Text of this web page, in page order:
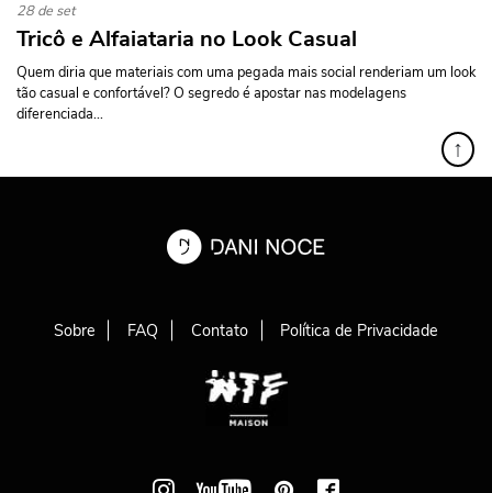
28 de set
Tricô e Alfaiataria no Look Casual
Quem diria que materiais com uma pegada mais social renderiam um look
tão casual e confortável? O segredo é apostar nas modelagens
diferenciada...
↑
Sobre FAQ Contato Política de Privacidade